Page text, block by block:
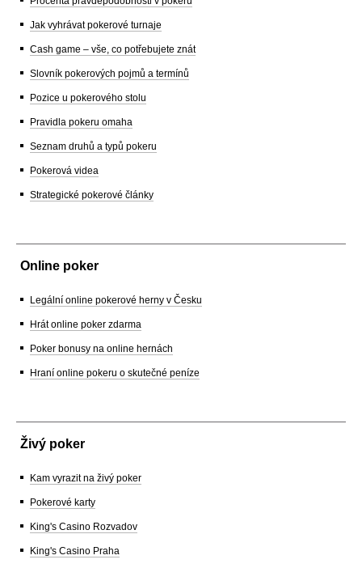
Jak vyhrávat pokerové turnaje
Cash game – vše, co potřebujete znát
Slovník pokerových pojmů a termínů
Pozice u pokerového stolu
Pravidla pokeru omaha
Seznam druhů a typů pokeru
Pokerová videa
Strategické pokerové články
Online poker
Legální online pokerové herny v Česku
Hrát online poker zdarma
Poker bonusy na online hernách
Hraní online pokeru o skutečné peníze
Živý poker
Kam vyrazit na živý poker
Pokerové karty
King's Casino Rozvadov
King's Casino Praha